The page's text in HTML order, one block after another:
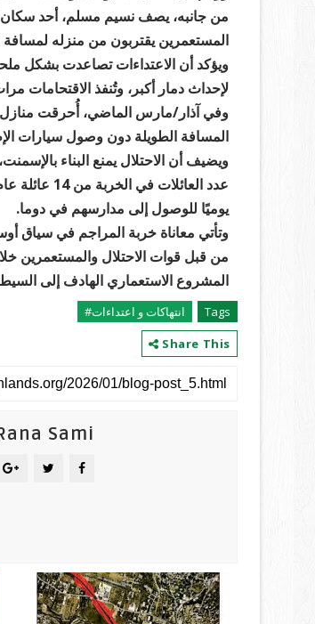
من جانبه، يصف نسيم مسلم، أحد سكان
المستعمرين يقتربون من منزله لمسافة لا تتجاوز 30 مترًا، ويدخلون بمواشيهم
لإحداث دمار أكبر، وتُنفذ الاقتحامات
وفي آذار/مارس الماضي، أُحرقت منازل
المسافة الطويلة دون وصول سيارات
ويضيف أن الاحتلال يمنع البناء
يوميًا للوصول إلى مدارسهم في دوما.
المشروع الاستعماري الهادف إلى
Tags
انتهاكات و اعتداءات#
Share This
Sami